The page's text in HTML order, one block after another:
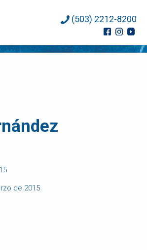
(503) 2212-8200
de 2015